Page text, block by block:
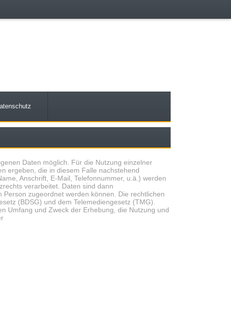
Daten möglich. Für die Nutzung einzelner
ergeben, die in diesem Falle nachstehend
Anschrift, E-Mail, Telefonnummer, u.ä.) werden
verarbeitet. Daten sind dann
zugeordnet werden können. Die rechtlichen
(BDSG) und dem Telemediengesetz (TMG).
Umfang und Zweck der Erhebung, die Nutzung und